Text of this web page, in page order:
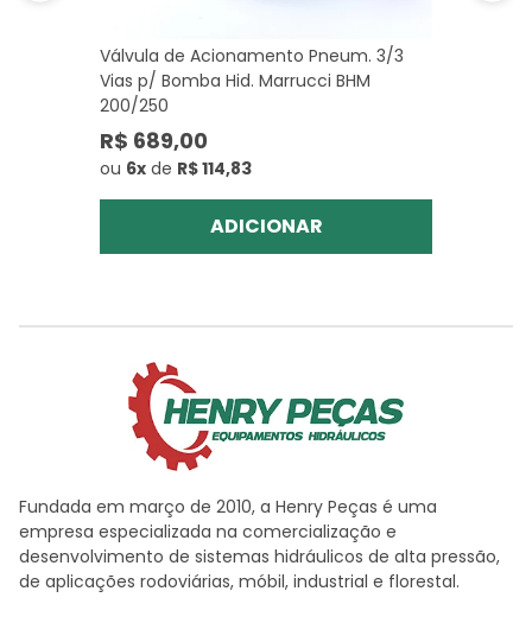
Válvula de Acionamento Pneum. 3/3
Vias p/ Bomba Hid. Marrucci BHM
200/250
R$ 689,00
ou 6x de R$ 114,83
ADICIONAR
Fundada em março de 2010, a Henry Peças é uma
empresa especializada na comercialização e
desenvolvimento de sistemas hidráulicos de alta pressão,
de aplicações rodoviárias, móbil, industrial e florestal.